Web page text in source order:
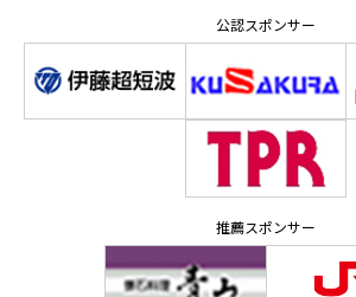
公認スポンサー
推薦スポンサー